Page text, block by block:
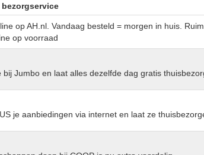
op AH.nl. Vandaag besteld = morgen in huis.
op voorraad
bij Jumbo en laat alles dezelfde dag gratis
je aanbiedingen via internet en laat ze